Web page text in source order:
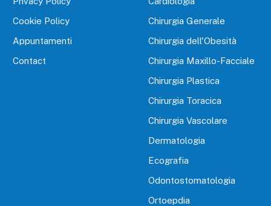
Cookie Policy
Appuntamenti
Contact
Chirurgia Generale
Chirurgia dell'Obesità
Chirurgia Maxillo-Facciale
Chirurgia Plastica
Chirurgia Toracica
Chirurgia Vascolare
Dermatologia
Ecografia
Odontostomatologia
Ortoepdia